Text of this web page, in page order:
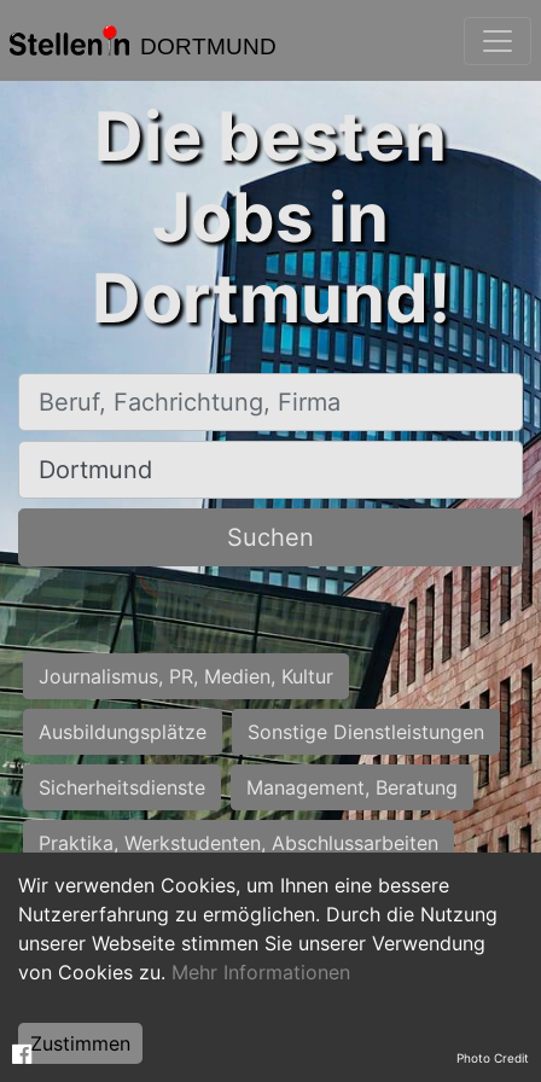
DORTMUND
Wir verwenden Cookies, um Ihnen eine bessere
Nutzererfahrung zu ermöglichen. Durch die Nutzung
unserer Webseite stimmen Sie unserer Verwendung
von Cookies zu. Mehr Informationen
Zustimmen
Die besten
Jobs in
Dortmund!
Beruf, Fachrichtung, Firma
Ort, Stadt
Suchen
Journalismus, PR, Medien, Kultur
Ausbildungsplätze Sonstige Dienstleistungen
Sicherheitsdienste Management, Beratung
Praktika, Werkstudenten, Abschlussarbeiten
Personalwesen Assistenz, Sekretariat
Hilfskräfte, Aushilfs- und Nebenjobs
Weiterbildung, Studium, duale Ausbildung Photo Credit